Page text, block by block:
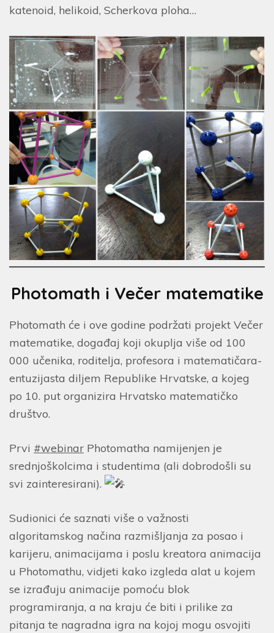
katenoid, helikoid, Scherkova ploha…
Photomath i Večer matematike
Photomath će i ove godine podržati projekt Večer
matematike, događaj koji okuplja više od 100
000 učenika, roditelja, profesora i matematičara-
entuzijasta diljem Republike Hrvatske, a kojeg
po 10. put organizira Hrvatsko matematičko
društvo.
Prvi #webinar Photomatha namijenjen je
srednjoškolcima i studentima (ali dobrodošli su
svi zainteresirani).
Sudionici će saznati više o važnosti
algoritamskog načina razmišljanja za posao i
karijeru, animacijama i poslu kreatora animacija
u Photomathu, vidjeti kako izgleda alat u kojem
se izrađuju animacije pomoću blok
programiranja, a na kraju će biti i prilike za
pitanja te nagradna igra na kojoj mogu osvojiti